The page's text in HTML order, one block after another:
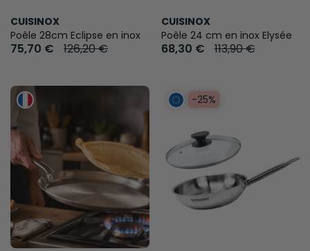
CUISINOX
Poêle 28cm Eclipse en inox
75,70 € 126,20 €
CUISINOX
Poêle 24 cm en inox Elysée
68,30 € 113,90 €
-25%